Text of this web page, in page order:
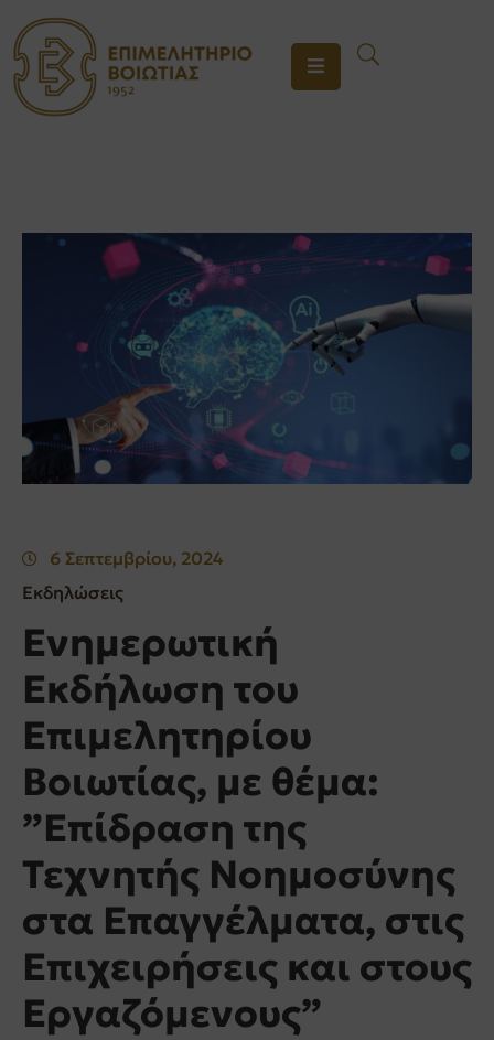
ΤΟ
ΕΠΙΜΕΛΗΤΗΡΙΟ
ΕΠΙΚΟΙΝΩΝΙΑ
6 Σεπτεμβρίου, 2024
Εκδηλώσεις
Ενημερωτική
Εκδήλωση του
Επιμελητηρίου
Βοιωτίας, με θέμα:
”Επίδραση της
Τεχνητής Νοημοσύνης
στα Επαγγέλματα, στις
Επιχειρήσεις και στους
Εργαζόμενους”